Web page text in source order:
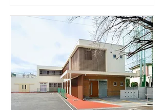
公共施設